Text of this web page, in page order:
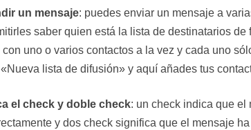
un mensaje: puedes enviar un mensaje a
saber quien está la lista de destinatarios de
uno o varios contactos a la vez y cada uno
lista de difusión» y aquí añades tus
el check y doble check: un check indica que el
y dos check significa que el mensaje